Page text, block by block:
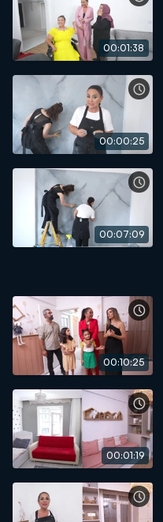
00:01:38
00:00:25
00:07:09
00:10:25
00:01:19